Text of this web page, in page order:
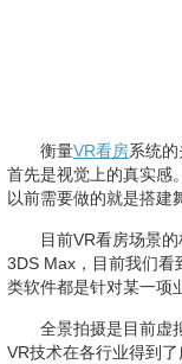
衡量VR看房系统
首先是视觉上的真实感
以前需要做的就是搭建
目前VR看房场景
3DS Max，目前我们看
类软件都是针对某一项
全景拍摄是目前虚
VR技术在各行业得到